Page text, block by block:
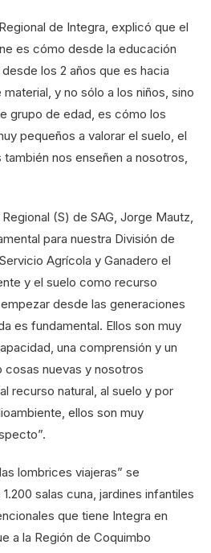
de Integra, explicó que el
es cómo desde la educación
los 2 años que es hacia
y no sólo a los niños, sino
grupo de edad, es cómo los
pequeños a valorar el suelo, el
nos enseñen a nosotros,
(S) de SAG, Jorge Mautz,
para nuestra División de
Agrícola y Ganadero el
y el suelo como recurso
desde las generaciones
es fundamental. Ellos son muy
una comprensión y un
nuevas y nosotros
recurso natural, al suelo y por
ellos son muy
lombrices viajeras” se
salas cuna, jardines infantiles
que tiene Integra en
a la Región de Coquimbo